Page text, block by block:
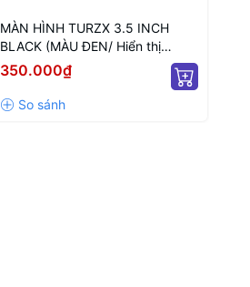
MÀN HÌNH TURZX 3.5 INCH
BLACK (MÀU ĐEN/ Hiển thị
thông số PC)
350.000₫